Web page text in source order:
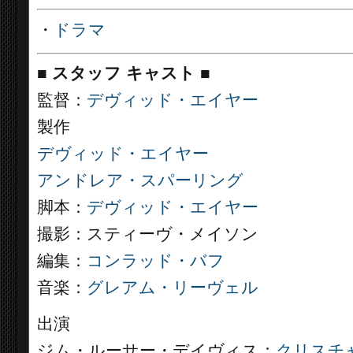
・ ドラマ
■ スタッフ キャスト ■
監督： デヴィッド・エイヤー
製作
デヴィッド・エイヤー
アンドレア・スパーリング
脚本： デヴィッド・エイヤー
撮影：スティーヴ・メイソン
編集： コンラッド・バフ
音楽： グレアム・リーヴェル
出演